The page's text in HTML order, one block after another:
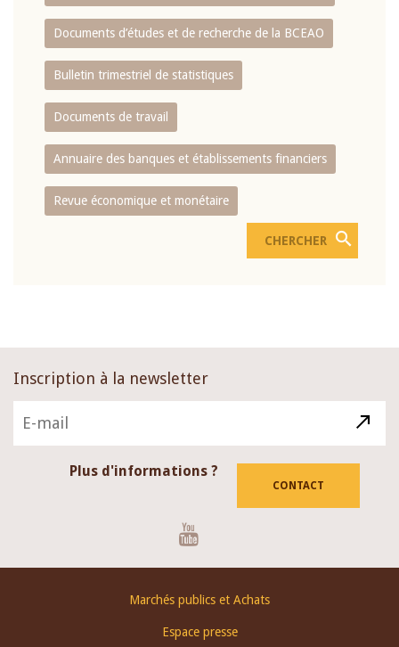
Documents d’études et de recherche de la BCEAO
Bulletin trimestriel de statistiques
Documents de travail
Annuaire des banques et établissements financiers
Revue économique et monétaire
Inscription à la newsletter
Plus d'informations ?
CONTACT
Marchés publics et Achats
Espace presse